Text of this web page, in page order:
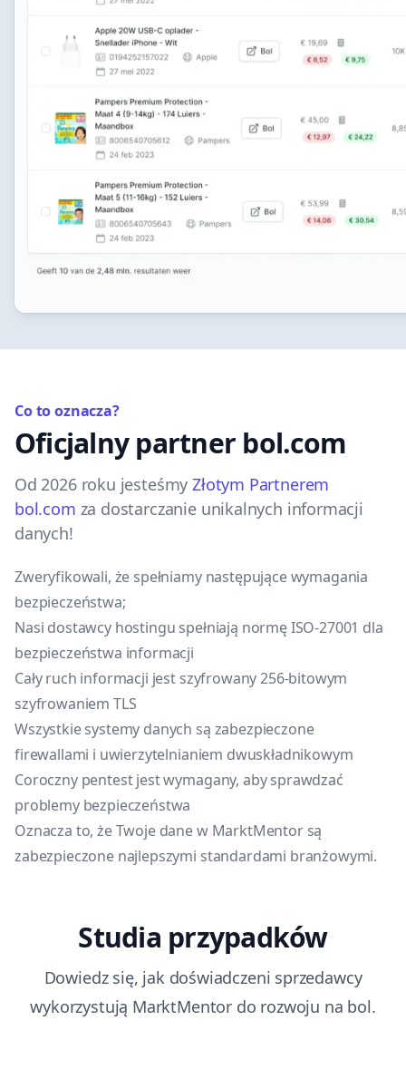
Co to oznacza?
Oficjalny partner bol.com
Od 2026 roku jesteśmyZłotym Partnerem
bol.com za dostarczanie unikalnych informacji
danych!
Zweryfikowali, że spełniamy następujące wymagania
bezpieczeństwa;
Nasi dostawcy hostingu spełniają normę ISO-27001 dla
bezpieczeństwa informacji
Cały ruch informacji jest szyfrowany 256-bitowym
szyfrowaniem TLS
Wszystkie systemy danych są zabezpieczone
firewallami i uwierzytelnianiem dwuskładnikowym
Coroczny pentest jest wymagany, aby sprawdzać
problemy bezpieczeństwa
Oznacza to, że Twoje dane w MarktMentor są
zabezpieczone najlepszymi standardami branżowymi.
Studia przypadków
Dowiedz się, jak doświadczeni sprzedawcy
wykorzystują MarktMentor do rozwoju na bol.